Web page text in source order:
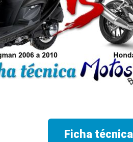
Ficha técnica